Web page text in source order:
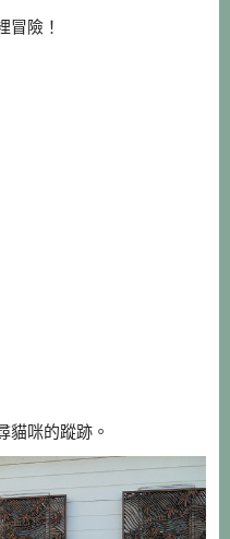
冒險！
貓咪的蹤跡。